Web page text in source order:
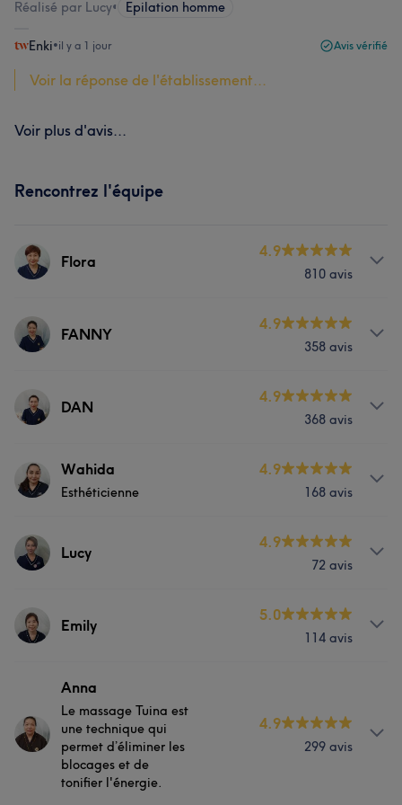
Réalisé par Lucy• Epilation homme
Enki•il y a 1 jour Avis vérifié
Voir la réponse de l'établissement...
Voir plus d'avis...
Rencontrez l'équipe
Flora
4.9
810 avis
Prestations
Dentisterie esthétique
Portfolio
FANNY
4.9
358 avis
Prestations
Dentisterie esthétique
Portfolio
DAN
4.9
368 avis
Prestations
Dentisterie esthétique
Portfolio
Wahida
Esthéticienne
4.9
168 avis
Prestations
Dentisterie esthétique
Portfolio
Lucy
4.9
72 avis
Prestations
Manucure et Beauté des pieds
Portfolio
Emily
5.0
114 avis
Prestations
Corps Visage Épilation
Manucure et Beauté des pieds
Anna
Le massage Tuina est
une technique qui
permet d’éliminer les
blocages et de
tonifier l'énergie.
4.9
299 avis